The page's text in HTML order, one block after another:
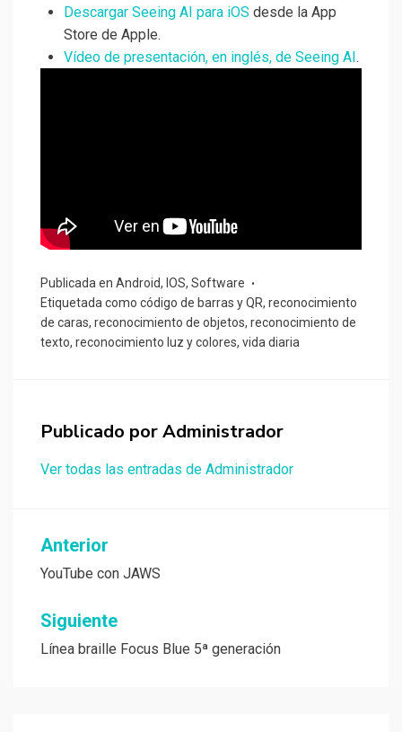
Descargar Seeing AI para iOS desde la App
Store de Apple.
Vídeo de presentación, en inglés, de Seeing AI .
Publicada en Android, IOS, Software
Etiquetada como código de barras y QR, reconocimiento
de caras, reconocimiento de objetos, reconocimiento de
texto, reconocimiento luz y colores, vida diaria
Publicado porAdministrador
Ver todas las entradas de Administrador
Navegación
de
entradas
Anterior
YouTube con JAWS
Siguiente
Línea braille Focus Blue 5ª generación